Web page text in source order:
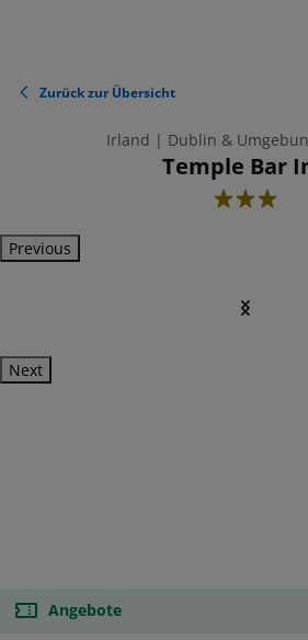
Zurück zur Übersicht
Irland | Dublin &
Temple Bar
3
Previous
Next
Angebote